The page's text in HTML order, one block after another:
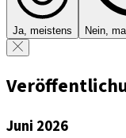
Ja, meistens Nein,
Juni 2026